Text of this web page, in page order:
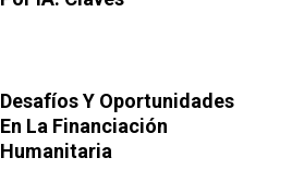
Desafíos Y Oportunidades
En La Financiación
Humanitaria